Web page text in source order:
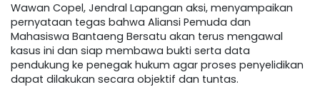
Wawan Copel, Jendral Lapangan aksi, menyampaikan
pernyataan tegas bahwa Aliansi Pemuda dan
Mahasiswa Bantaeng Bersatu akan terus mengawal
kasus ini dan siap membawa bukti serta data
pendukung ke penegak hukum agar proses penyelidikan
dapat dilakukan secara objektif dan tuntas.